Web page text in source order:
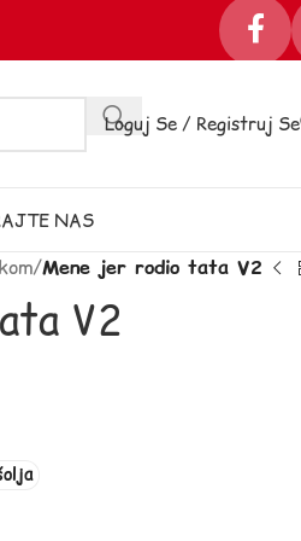
Loguj Se / Registruj Se
NAS
/Mene jer rodio tata V2
V2